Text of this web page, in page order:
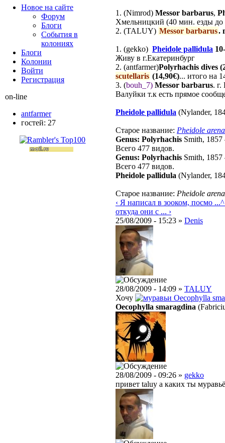
1. (Nimrod) Messor barbarus,
Хмельницкий (40 мин. езды до
2. (TALUY) Messor barbarus.
1. (gekko) Pheidole pallidula
Живу в г.Екатеринбург
2. (antfarmer)Polyrhachis dives
scutellaris (14,90€)... итого на
3. (bouh_7) Messor barbarus. г.
Валуйки т.к есть прямое
Pheidole pallidula (Nylander,
Старое название: Pheidole
Genus: Polyrhachis Smith, 1857
Всего 477 видов.
Genus: Polyrhachis Smith, 1857
Всего 477 видов.
Pheidole pallidula (Nylander,
Старое название: Pheidole
‹ Я написал в зооком, посмо ...
откуда они с ... ›
25/08/2009 - 15:23 » Denis
28/08/2009 - 14:09 » TALUY
Хочу
Oecophylla
Oecophylla smaragdina
28/08/2009 - 09:26 » gekko
привет taluy а каких ты
Новое на сайте
Форум
Блоги
События в
колониях
Блоги
Колонии
Войти
Peгиcтpaция
on-line
antfarmer
гостей: 27